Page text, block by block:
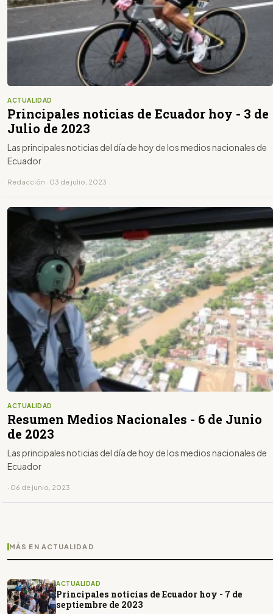
ACTUALIDAD
Principales noticias de Ecuador hoy - 3 de
Julio de 2023
Las principales noticias del día de hoy de los medios nacionales de
Ecuador
Redacción · 03 de julio, 2023
ACTUALIDAD
Resumen Medios Nacionales - 6 de Junio
de 2023
Las principales noticias del día de hoy de los medios nacionales de
Ecuador
· 06 de junio, 2023
MÁS EN ACTUALIDAD
ACTUALIDAD
Principales noticias de Ecuador hoy - 7 de
septiembre de 2023